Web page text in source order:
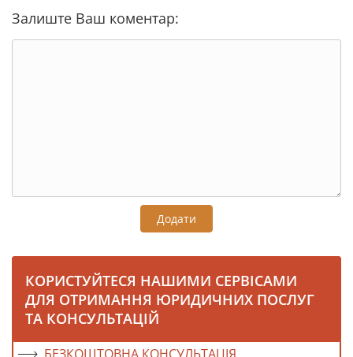
Залиште Ваш коментар:
Додати
КОРИСТУЙТЕСЯ НАШИМИ СЕРВІСАМИ
ДЛЯ ОТРИМАННЯ ЮРИДИЧНИХ ПОСЛУГ
ТА КОНСУЛЬТАЦІЙ